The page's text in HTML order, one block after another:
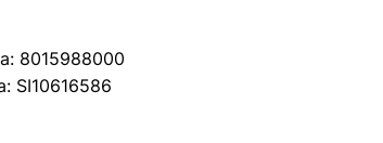
8015988000
SI10616586